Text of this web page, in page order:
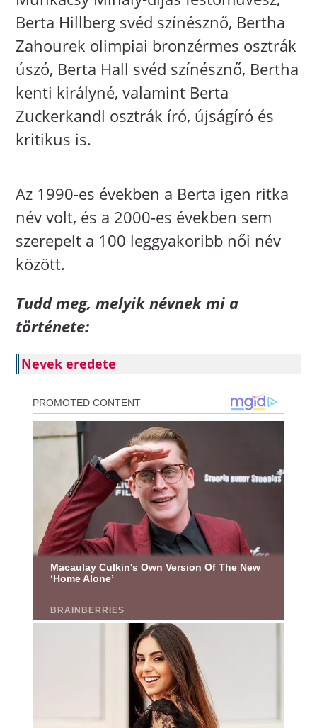
Berta Hillberg svéd színésznő, Bertha
Zahourek olimpiai bronzérmes osztrák
úszó, Berta Hall svéd színésznő, Bertha
kenti királyné, valamint Berta
Zuckerkandl osztrák író, újságíró és
kritikus is.
Az 1990-es években a Berta igen ritka
név volt, és a 2000-es években sem
szerepelt a 100 leggyakoribb női név
között.
Tudd meg, melyik névnek mi a
története:
Nevek eredete